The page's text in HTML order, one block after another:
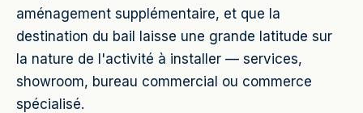
aménagement supplémentaire, et que la
destination du bail laisse une grande latitude sur
la nature de l'activité à installer — services,
showroom, bureau commercial ou commerce
spécialisé.